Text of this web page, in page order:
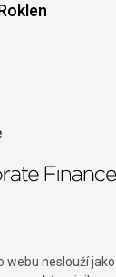
neslouží